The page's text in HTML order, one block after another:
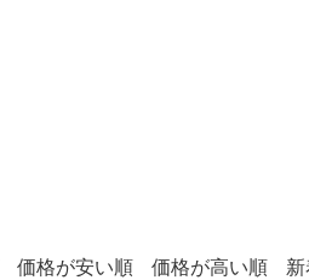
価格が安い順 価格が高い順